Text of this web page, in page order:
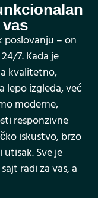
poslovanju – on
7. Kada je
kvalitetno,
lepo izgleda, već
moderne,
responzivne
iskustvo, brzo
Sve je
radi za vas, a